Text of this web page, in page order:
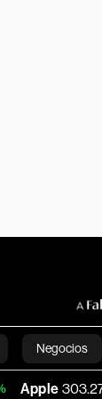
Negocios
303.27 -1.74%